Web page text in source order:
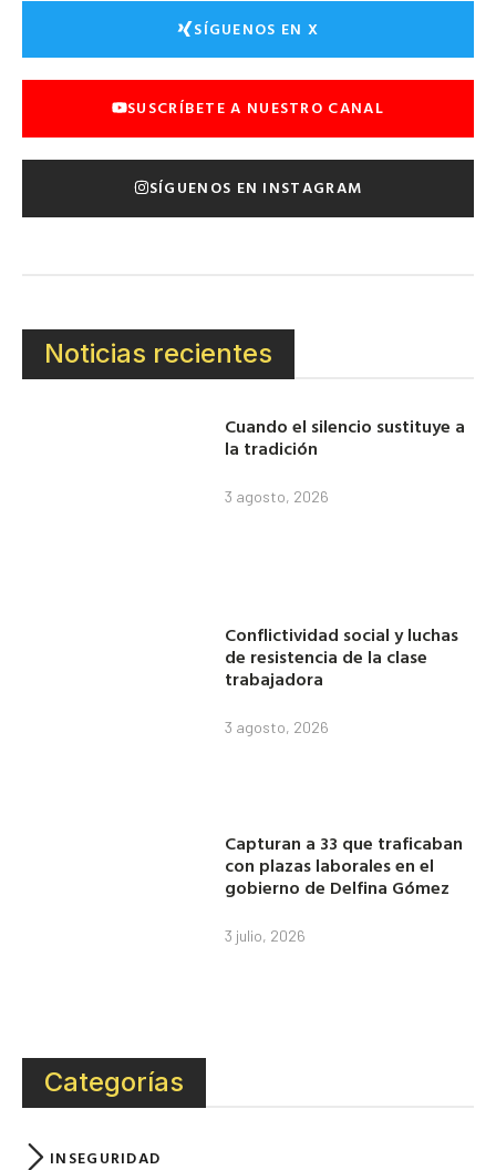
SÍGUENOS EN X
SUSCRÍBETE A NUESTRO CANAL
SÍGUENOS EN INSTAGRAM
Noticias recientes
Cuando el silencio sustituye a
la tradición
3 agosto, 2026
Conflictividad social y luchas
de resistencia de la clase
trabajadora
3 agosto, 2026
Capturan a 33 que traficaban
con plazas laborales en el
gobierno de Delfina Gómez
3 julio, 2026
Categorías
INSEGURIDAD